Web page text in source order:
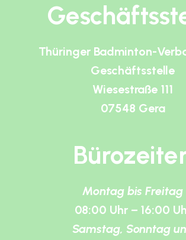
Thüringer Badminton-
Geschäftsstelle
Wiesestraße 111
07548 Gera
Montag bis Freitag
08:00 Uhr – 16:00
Samstag, Sonntag